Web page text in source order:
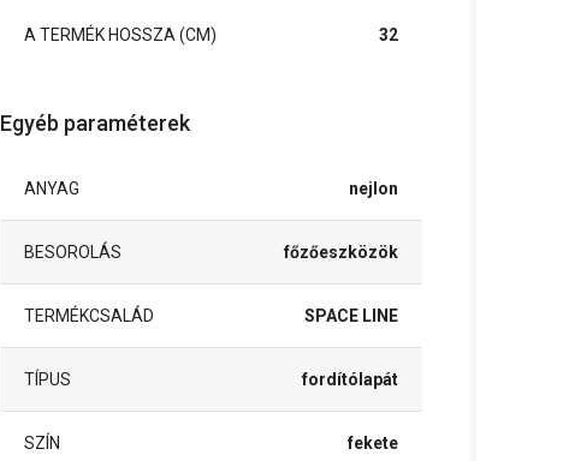
A TERMÉK HOSSZA (CM) 32
Egyéb paraméterek
ANYAG nejlon
BESOROLÁS főzőeszközök
TERMÉKCSALÁD SPACE LINE
TÍPUS fordítólapát
SZÍN fekete